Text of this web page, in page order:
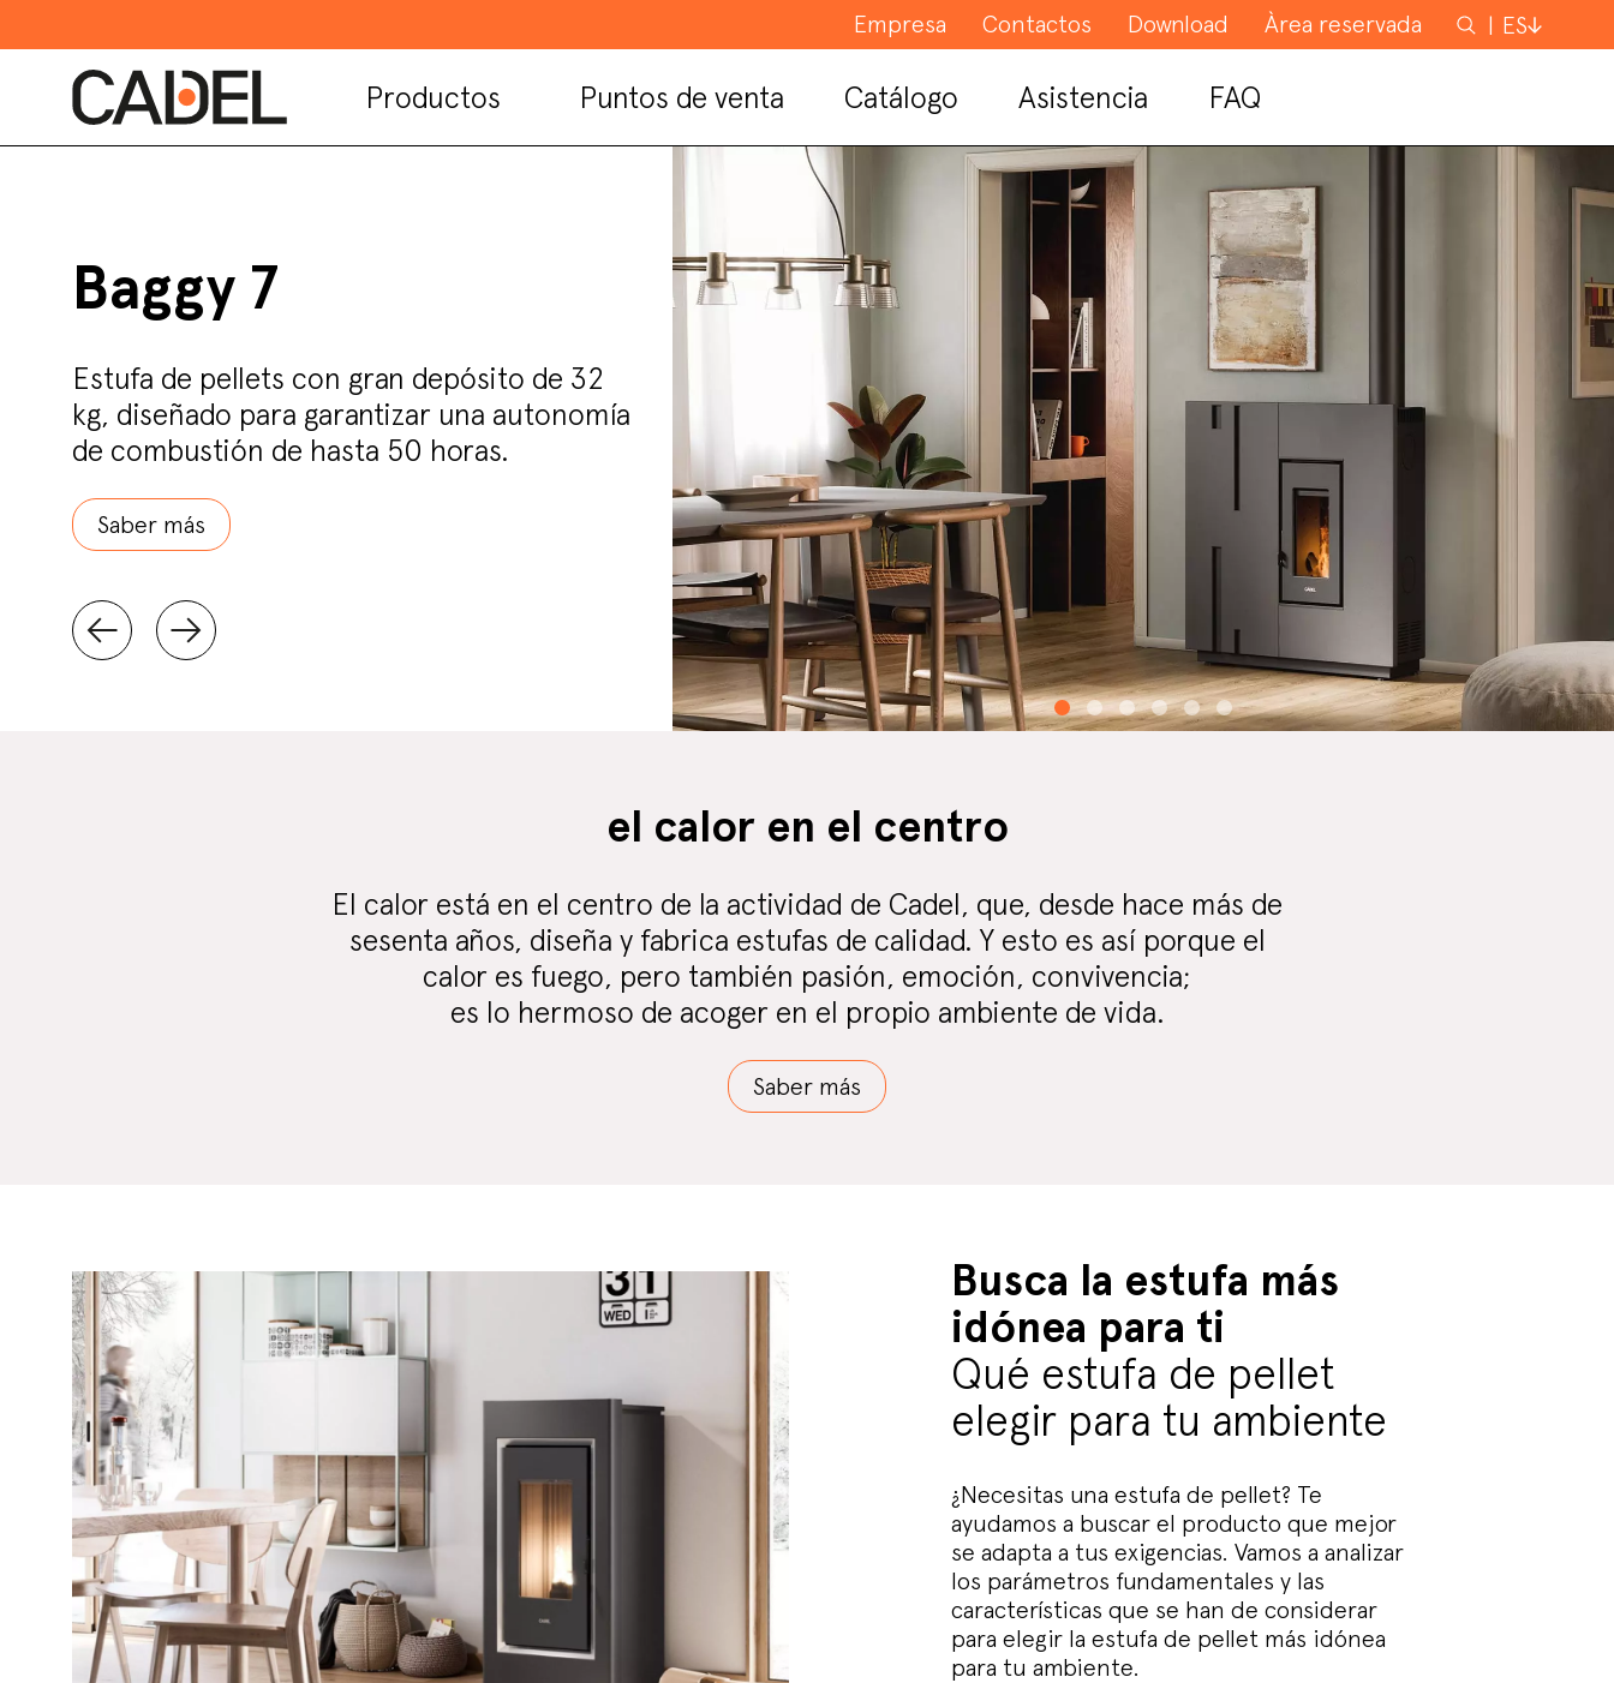
Empresa Contactos Download Àrea reservada Buscar
ES
Productos Puntos de venta Catálogo Asistencia FAQ
Baggy 7
Estufa de pellets con gran depósito de 32
kg, diseñado para garantizar una autonomía
de combustión de hasta 50 horas.
Saber más
el calor en el centro
El calor está en el centro de la actividad de Cadel, que, desde hace más de
sesenta años, diseña y fabrica estufas de calidad. Y esto es así porque el
calor es fuego, pero también pasión, emoción, convivencia;
es lo hermoso de acoger en el propio ambiente de vida.
Saber más
Busca la estufa más
idónea para ti
Qué estufa de pellet
elegir para tu ambiente
¿Necesitas una estufa de pellet? Te
ayudamos a buscar el producto que mejor
se adapta a tus exigencias. Vamos a analizar
los parámetros fundamentales y las
características que se han de considerar
para elegir la estufa de pellet más idónea
para tu ambiente.